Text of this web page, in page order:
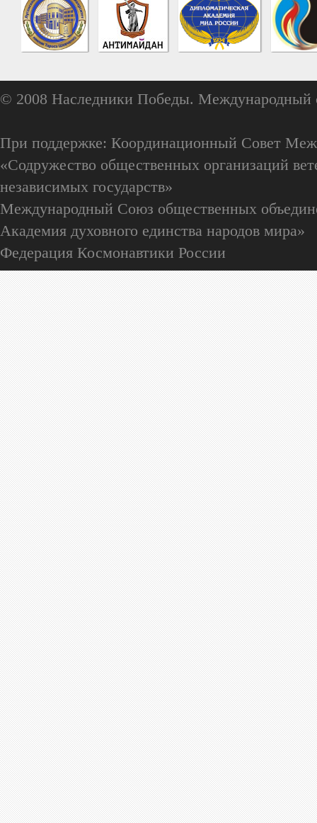
© 2008 Наследники Победы. Международный
При поддержке: Координационный Совет
«Содружество общественных организаций
независимых государств»
Международный Союз общественных
Академия духовного единства народов мира»
Федерация Космонавтики России